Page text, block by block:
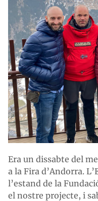
Era un dissabte del
a la Fira d’Andorra.
l’estand de la
el nostre projecte, i